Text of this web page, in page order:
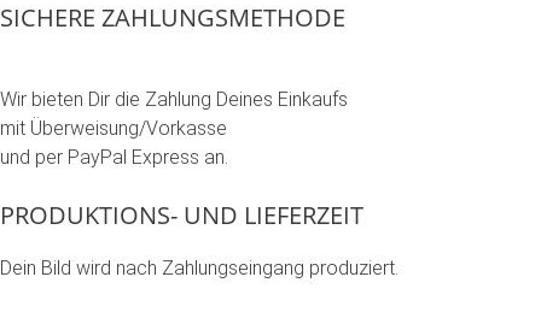
Produktseite
SICHERE ZAHLUNGSMETHODE
Wir bieten Dir die Zahlung Deines Einkaufs
mit Überweisung/Vorkasse
und per PayPal Express an.
PRODUKTIONS- UND LIEFERZEIT
Dein Bild wird nach Zahlungseingang produziert.